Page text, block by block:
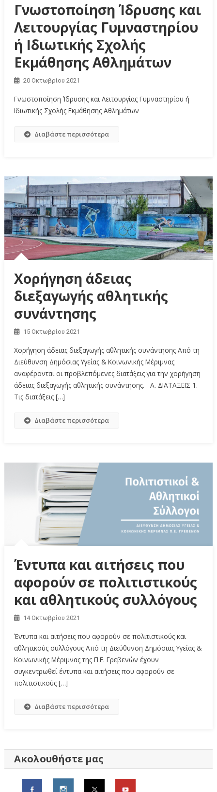
Γνωστοποίηση Ίδρυσης και
Λειτουργίας Γυμναστηρίου
ή Ιδιωτικής Σχολής
Εκμάθησης Αθλημάτων
20 Οκτωβρίου 2021
Γνωστοποίηση Ίδρυσης και Λειτουργίας Γυμναστηρίου ή
Ιδιωτικής Σχολής Εκμάθησης Αθλημάτων
Διαβάστε περισσότερα
Χορήγηση άδειας
διεξαγωγής αθλητικής
συνάντησης
15 Οκτωβρίου 2021
Χορήγηση άδειας διεξαγωγής αθλητικής συνάντησης Από τη
Διεύθυνση Δημόσιας Υγείας & Κοινωνικής Μέριμνας
αναφέρονται οι προβλεπόμενες διατάξεις για την χορήγηση
άδειας διεξαγωγής αθλητικής συνάντησης. Α. ΔΙΑΤΑΞΕΙΣ 1.
Τις διατάξεις […]
Διαβάστε περισσότερα
Έντυπα και αιτήσεις που
αφορούν σε πολιτιστικούς
και αθλητικούς συλλόγους
14 Οκτωβρίου 2021
Έντυπα και αιτήσεις που αφορούν σε πολιτιστικούς και
αθλητικούς συλλόγους Από τη Διεύθυνση Δημόσιας Υγείας &
Κοινωνικής Μέριμνας της Π.Ε. Γρεβενών έχουν
συγκεντρωθεί έντυπα και αιτήσεις που αφορούν σε
πολιτιστικούς […]
Διαβάστε περισσότερα
Ακολουθήστε μας